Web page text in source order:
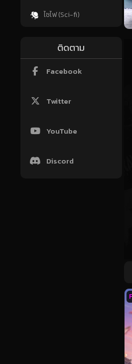
ไซไฟ (Sci-fi)
ติดตาม
Facebook
Twitter
YouTube
Discord